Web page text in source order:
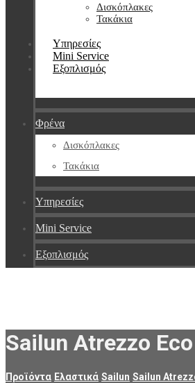
Δισκόπλακες
Τακάκια
Υπηρεσίες
Mini Service
Εξοπλισμός
Φρένα
Δισκόπλακες
Τακάκια
Υπηρεσίες
Mini Service
Εξοπλισμός
Sailun Atrezzo
Προϊόντα Ελαστικά Sailun Sailun